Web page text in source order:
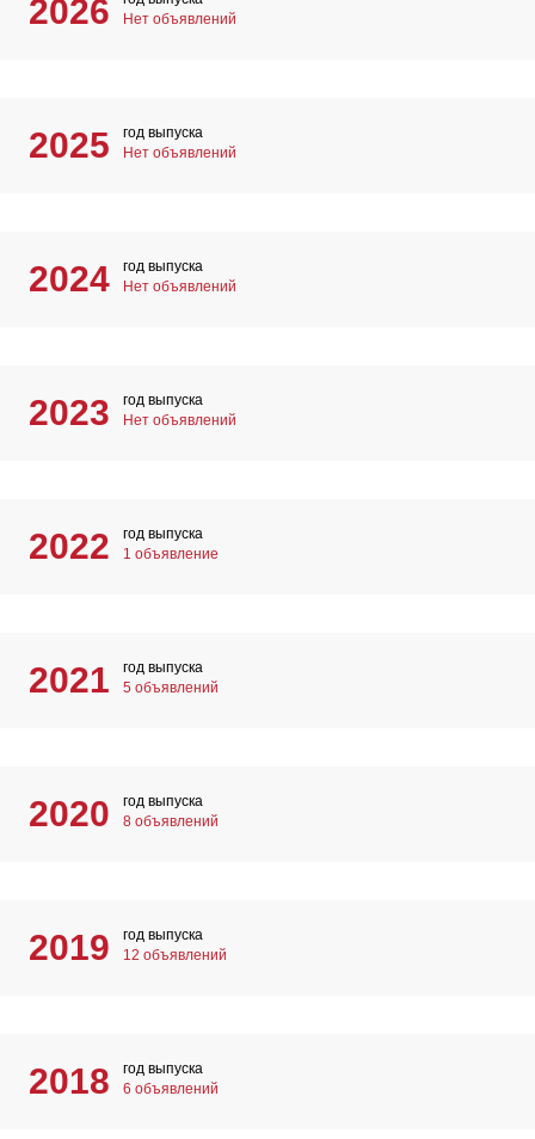
2026
Нет объявлений
2025
год выпуска
Нет объявлений
2024
год выпуска
Нет объявлений
2023
год выпуска
Нет объявлений
2022
год выпуска
1 объявление
2021
год выпуска
5 объявлений
2020
год выпуска
8 объявлений
2019
год выпуска
12 объявлений
2018
год выпуска
6 объявлений